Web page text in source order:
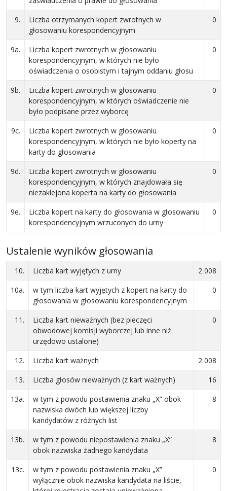
9.
Liczba otrzymanych kopert zwrotnych w
głosowaniu korespondencyjnym
0
9a.
Liczba kopert zwrotnych w głosowaniu
korespondencyjnym, w których nie było
oświadczenia o osobistym i tajnym oddaniu głosu
0
9b.
Liczba kopert zwrotnych w głosowaniu
korespondencyjnym, w których oświadczenie nie
było podpisane przez wyborcę
0
9c.
Liczba kopert zwrotnych w głosowaniu
korespondencyjnym, w których nie było koperty na
karty do głosowania
0
9d.
Liczba kopert zwrotnych w głosowaniu
korespondencyjnym, w których znajdowała się
niezaklejona koperta na karty do głosowania
0
9e.
Liczba kopert na karty do głosowania w głosowaniu
korespondencyjnym wrzuconych do urny
0
Ustalenie wyników głosowania
10. Liczba kart wyjętych z urny
2 008
10a.
w tym liczba kart wyjętych z kopert na karty do
głosowania w głosowaniu korespondencyjnym
0
11.
Liczba kart nieważnych (bez pieczęci
obwodowej komisji wyborczej lub inne niż
urzędowo ustalone)
0
12. Liczba kart ważnych
2 008
13.
Liczba głosów nieważnych (z kart ważnych)
16
13a.
w tym z powodu postawienia znaku „X” obok
nazwiska dwóch lub większej liczby
kandydatów z różnych list
8
13b.
w tym z powodu niepostawienia znaku „X”
obok nazwiska żadnego kandydata
8
13c.
w tym z powodu postawienia znaku „X”
wyłącznie obok nazwiska kandydata na liście,
0